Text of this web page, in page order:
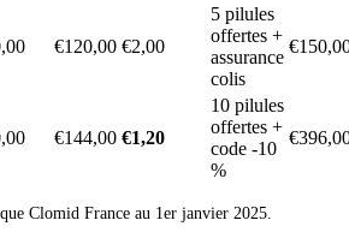
€120,00 €2,00
5 pilules
offertes +
assurance
colis
€144,00 €1,20
10 pilules
offertes +
code -10
%
Clomid France au 1er janvier 2025.